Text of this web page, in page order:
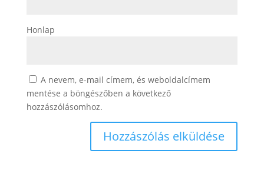
Honlap
A nevem, e-mail címem, és weboldalcímem
mentése a böngészőben a következő
hozzászólásomhoz.